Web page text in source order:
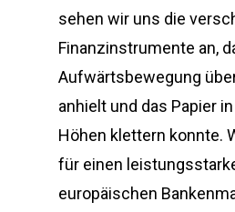
sehen wir uns die
Finanzinstrumente an,
Aufwärtsbewegung
anhielt und das Papier
Höhen klettern konnte.
für einen
europäischen